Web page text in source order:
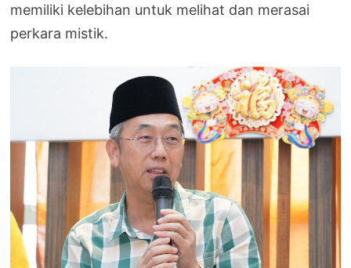
memiliki kelebihan untuk melihat dan merasai
perkara mistik.